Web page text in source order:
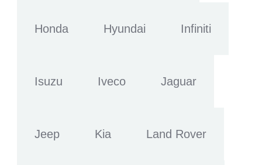
Honda Hyundai Infiniti
Isuzu Iveco Jaguar
Jeep Kia Land Rover